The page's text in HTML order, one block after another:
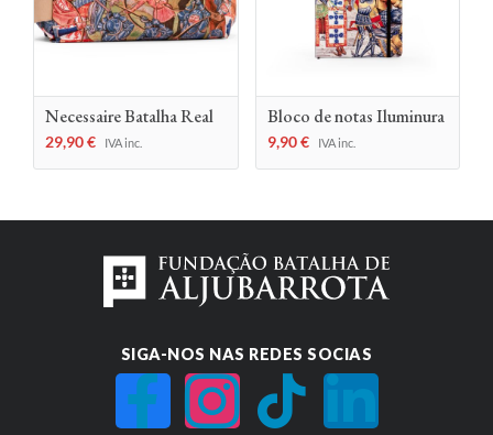
Necessaire Batalha Real
29,90€ IVA inc.
Bloco de notas Iluminura
9,90€ IVA inc.
SIGA-NOS NAS REDES SOCIAS